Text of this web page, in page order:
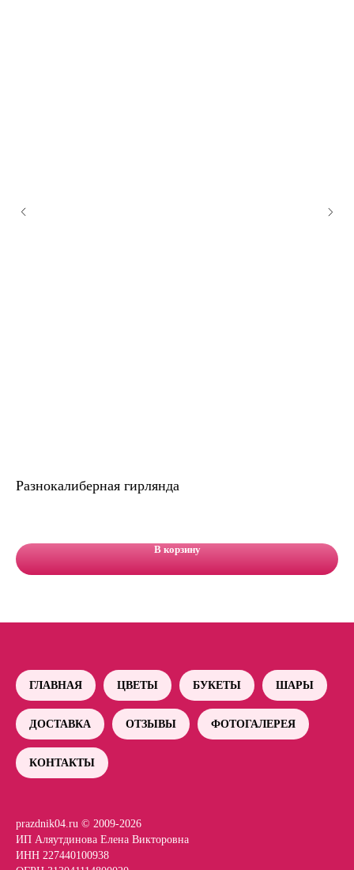
Разнокалиберная гирлянда
В корзину
ГЛАВНАЯ ЦВЕТЫ БУКЕТЫ ШАРЫ
ДОСТАВКА ОТЗЫВЫ ФОТОГАЛЕРЕЯ
КОНТАКТЫ
prazdnik04.ru © 2009-2026
ИП Аляутдинова Елена Викторовна
ИНН 227440100938